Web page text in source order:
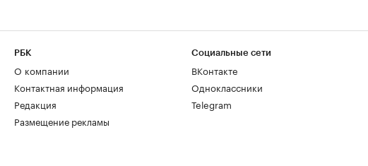
РБК
О компании
Контактная информация
Редакция
Размещение рекламы
Социальные сети
ВКонтакте
Одноклассники
Telegram